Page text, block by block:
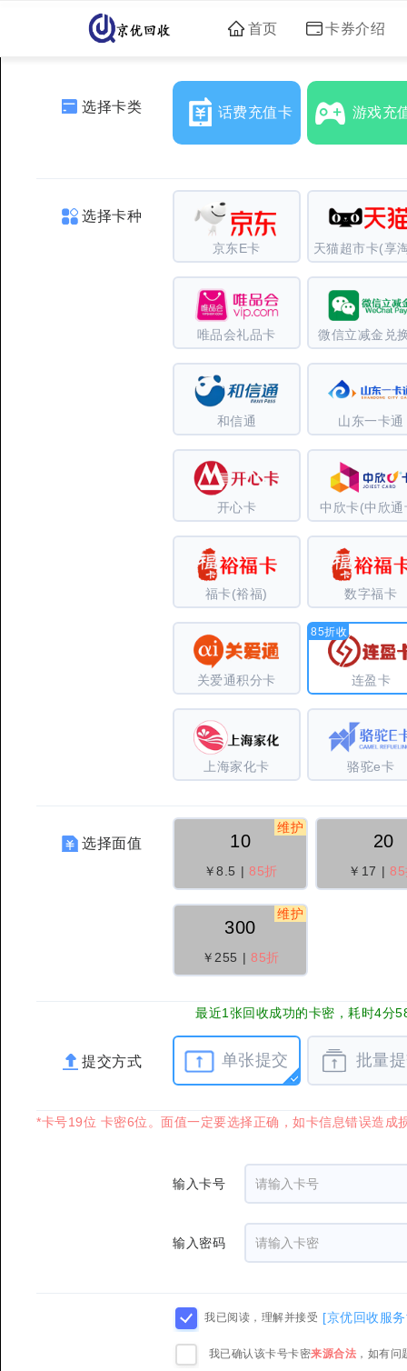
首页 卡券介绍
选择卡类 话费充值卡 游戏充
选择卡种
京东E卡 天猫超市卡(享
唯品会礼品卡 微信立减金兑
和信通 山东一卡通
开心卡 中欣卡(中欣通
福卡(裕福) 数字福卡
关爱通积分卡 连盈卡
85折收
上海家化卡 骆驼e卡
选择面值 10
￥8.5 | 85折
维护
20
￥17 |
300
￥255 | 85折
维护
最近1张回收成功的卡密，耗时4分
提交方式 单张提交 批量
*卡号19位 卡密6位。面值一定要选择正确，如卡信息错误造成
输入卡号
输入密码
我已阅读，理解并接受 [京优回收服
我已确认该卡号卡密来源合法 ，如有